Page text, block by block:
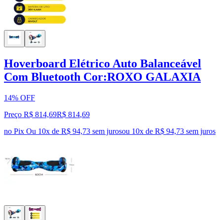
Hoverboard Elétrico Auto Balanceável
Com Bluetooth Cor:ROXO GALAXIA
14% OFF
Preço R$ 814,69R$ 814,69
no Pix Ou 10x de R$ 94,73 sem jurosou 10x de R$ 94,73 sem juros